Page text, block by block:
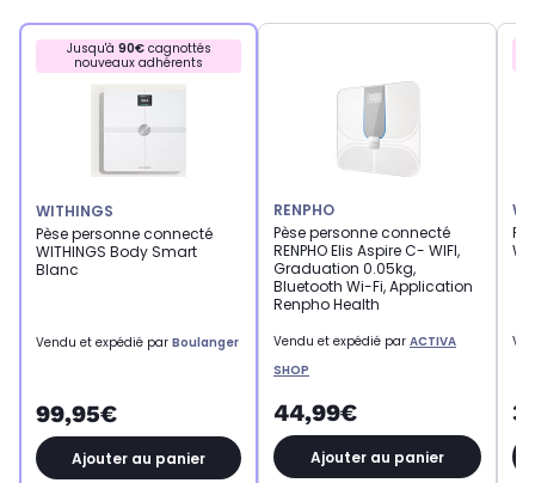
Jusqu'à 90€cagnottés
nouveaux adhérents
WITHINGS
Pèse personne connecté
WITHINGS Body Smart
Blanc
Vendu et expédié par Boulanger
99,95€
Ajouter au panier
RENPHO
Pèse personne connecté
RENPHO Elis Aspire C- WIFI,
Graduation 0.05kg,
Bluetooth Wi-Fi, Application
Renpho Health
Vendu et expédié par ACTIVA
SHOP
44,99€
Ajouter au panier